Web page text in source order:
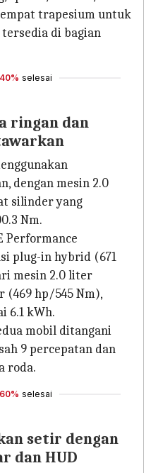
trapesium untuk
tersedia di bagian
40% selesai
ringan dan
dengan mesin 2.0
silinder yang
Nm.
Performance
plug-in hybrid (671
mesin 2.0 liter
hp/545 Nm),
6.1 kWh.
mobil ditangani
9 percepatan dan
roda.
60% selesai
setir dengan
dan HUD